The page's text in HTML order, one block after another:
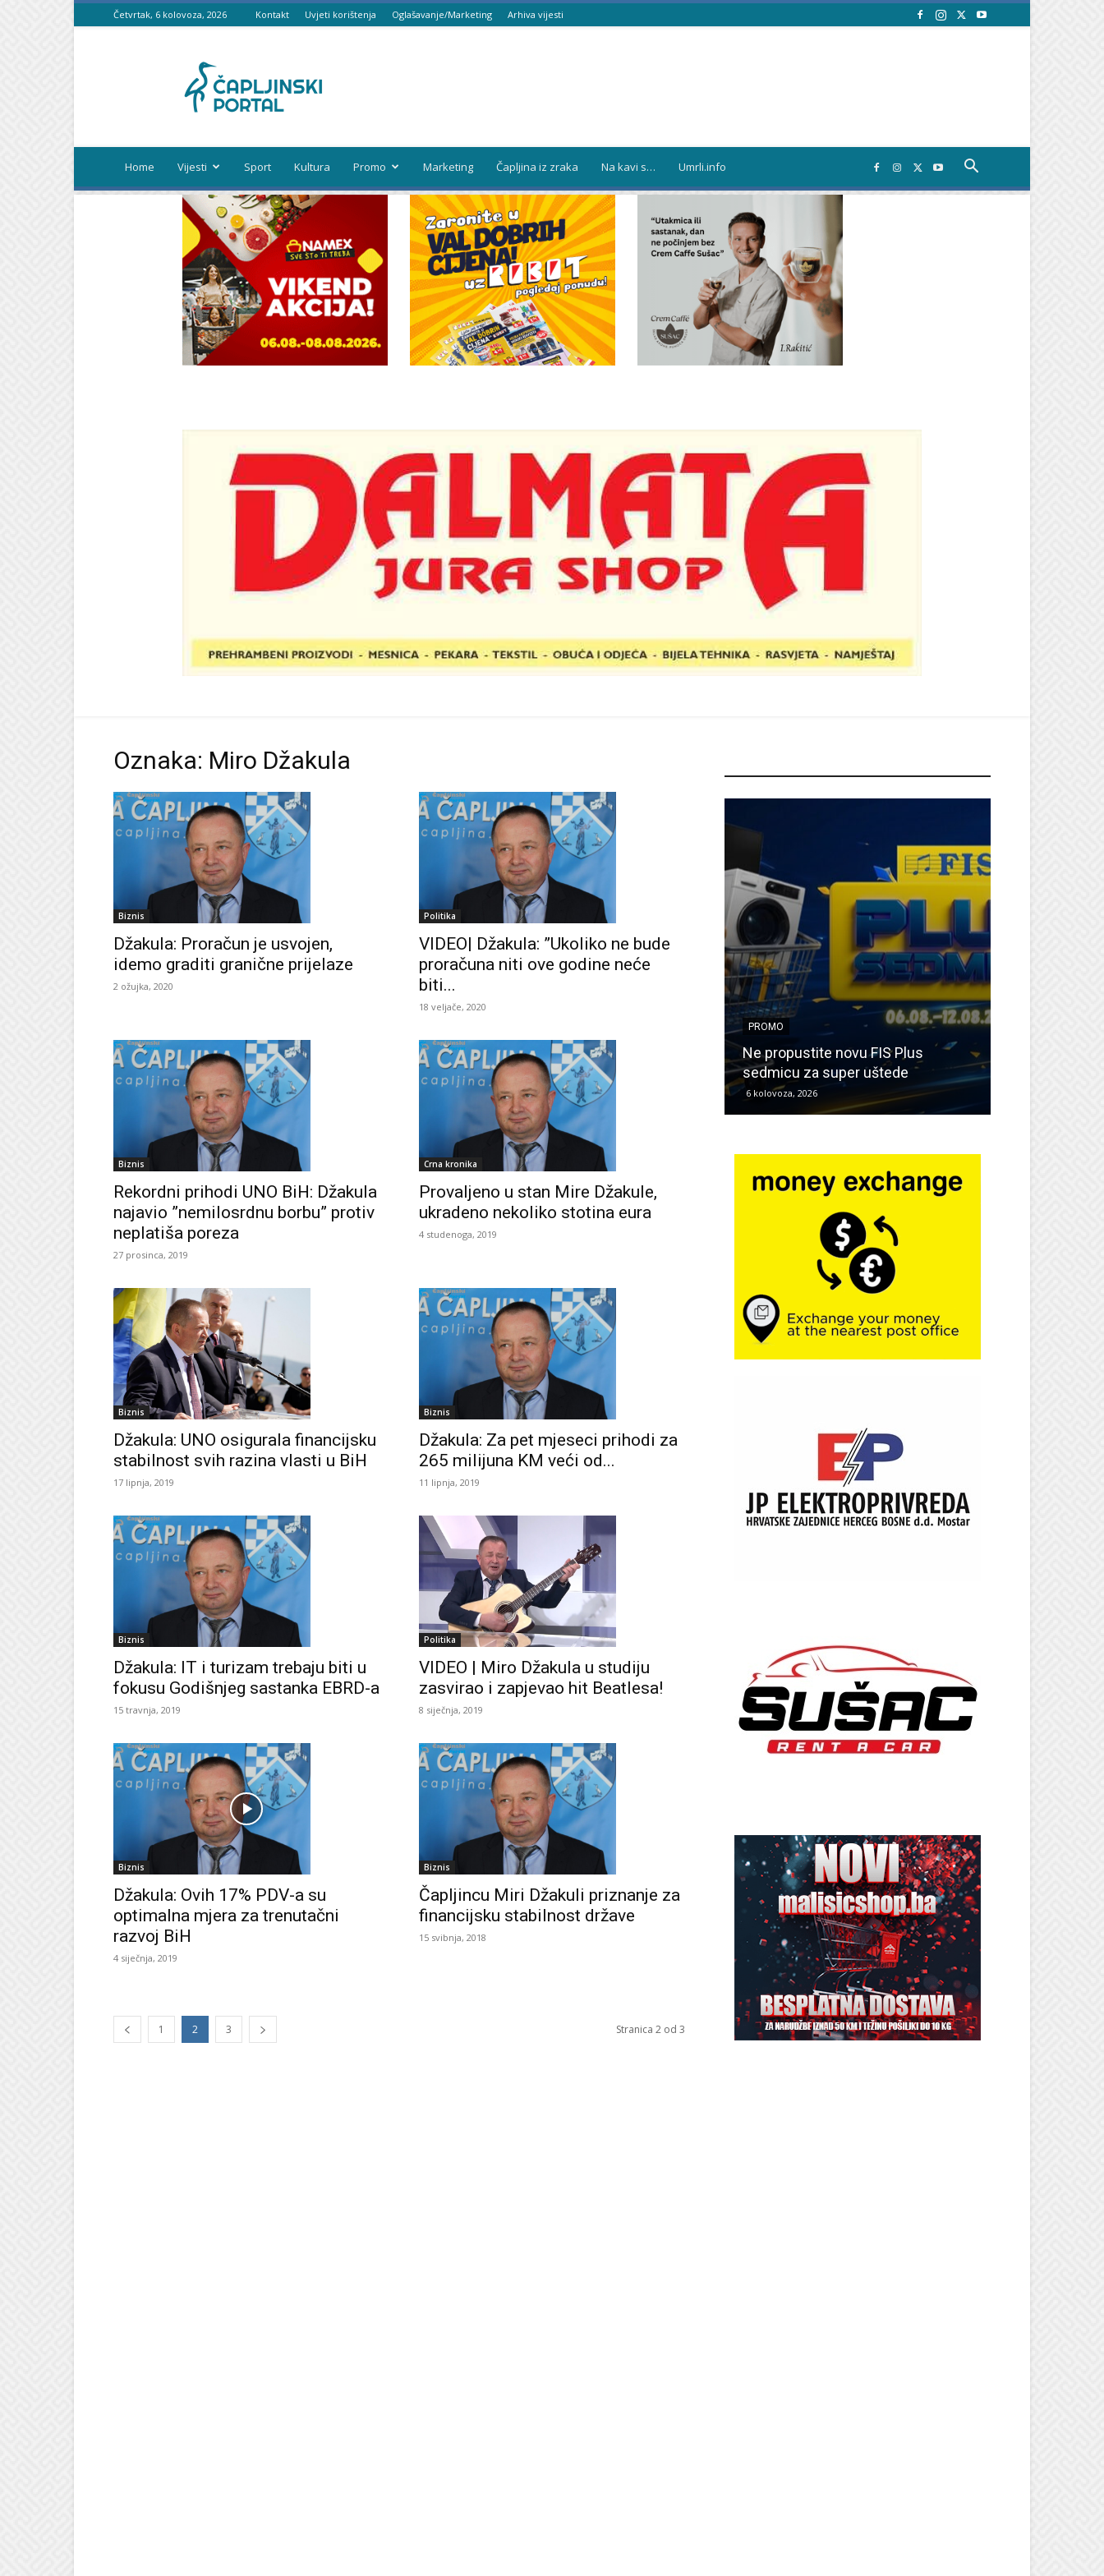
Četvrtak, 6 kolovoza, 2026 Kontakt Uvjeti korištenja Oglašavanje/Marketing Arhiva vijesti
portal
Home Vijesti Sport Kultura Promo Marketing Čapljina iz zraka Na kavi s… Umrli.info
Oznaka: Miro Džakula
Biznis
Džakula: Proračun je usvojen,
idemo graditi granične prijelaze
2 ožujka, 2020
Politika
VIDEO| Džakula: ”Ukoliko ne bude
proračuna niti ove godine neće
biti...
18 veljače, 2020
Biznis
Rekordni prihodi UNO BiH: Džakula
najavio ”nemilosrdnu borbu” protiv
neplatiša poreza
27 prosinca, 2019
Crna kronika
Provaljeno u stan Mire Džakule,
ukradeno nekoliko stotina eura
4 studenoga, 2019
Biznis
Džakula: UNO osigurala financijsku
stabilnost svih razina vlasti u BiH
17 lipnja, 2019
Biznis
Džakula: Za pet mjeseci prihodi za
265 milijuna KM veći od...
11 lipnja, 2019
Biznis
Džakula: IT i turizam trebaju biti u
fokusu Godišnjeg sastanka EBRD-a
15 travnja, 2019
Politika
VIDEO | Miro Džakula u studiju
zasvirao i zapjevao hit Beatlesa!
8 siječnja, 2019
Biznis
Džakula: Ovih 17% PDV-a su
optimalna mjera za trenutačni
razvoj BiH
4 siječnja, 2019
Biznis
Čapljincu Miri Džakuli priznanje za
financijsku stabilnost države
15 svibnja, 2018
1 2 3 Stranica 2 od 3
PROMO
Ne propustite novu FIS Plus
sedmicu za super uštede
6 kolovoza, 2026